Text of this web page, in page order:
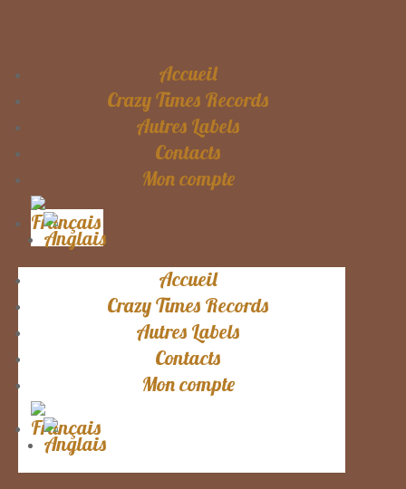
Accueil
Crazy Times Records
Autres Labels
Contacts
Mon compte
Accueil
Crazy Times Records
Autres Labels
Contacts
Mon compte